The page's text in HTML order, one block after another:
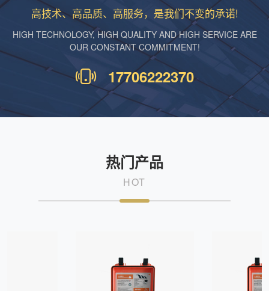
高技术、高品质、高服务，是我们不变的承诺!
HIGH TECHNOLOGY, HIGH QUALITY AND HIGH SERVICE ARE
OUR CONSTANT COMMITMENT!
17706222370
热门产品
HOT